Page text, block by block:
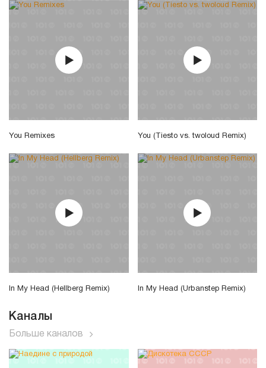
You Remixes You (Tiesto vs. twoloud Remix)
In My Head (Hellberg Remix) In My Head (Urbanstep Remix)
Каналы
Больше каналов